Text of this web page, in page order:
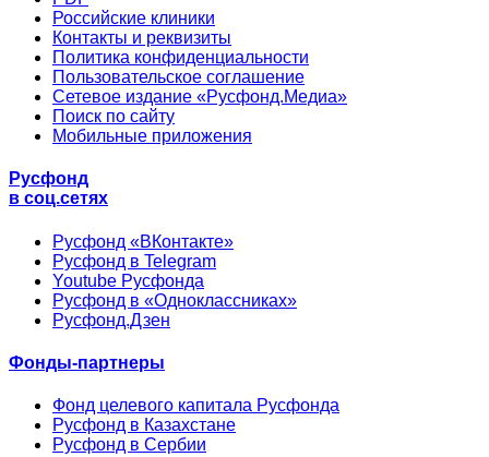
Российские клиники
Контакты и реквизиты
Политика конфиденциальности
Пользовательское соглашение
Сетевое издание «Русфонд.Медиа»
Поиск по сайту
Мобильные приложения
Русфонд
в соц.сетях
Русфонд «ВКонтакте»
Русфонд в Telegram
Youtube Русфонда
Русфонд в «Одноклассниках»
Русфонд.Дзен
Фонды-партнеры
Фонд целевого капитала Русфонда
Русфонд в Казахстане
Русфонд в Сербии